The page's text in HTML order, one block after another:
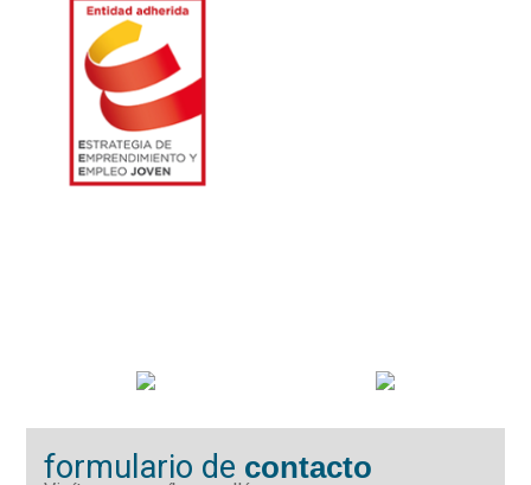
formulario de contacto